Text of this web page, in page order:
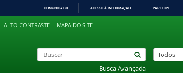
COMUNICA BR ACESSO À INFORMAÇÃO PARTICIPE
ALTO-CONTRASTE MAPA DO SITE
Busca Avançada
Todos